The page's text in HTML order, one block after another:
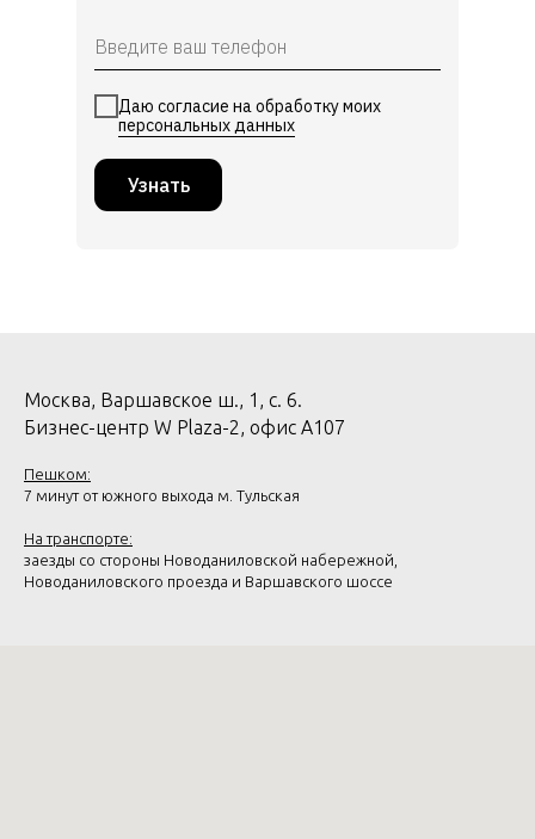
Даю согласие на обработку моих
персональных данных
Узнать
Москва, Варшавское ш., 1, с. 6.
Бизнес-центр W Plaza-2, офис А107
Пешком:
7 минут от южного выхода м. Тульская
На транспорте:
заезды со стороны Новоданиловской набережной,
Новоданиловского проезда и Варшавского шоссе